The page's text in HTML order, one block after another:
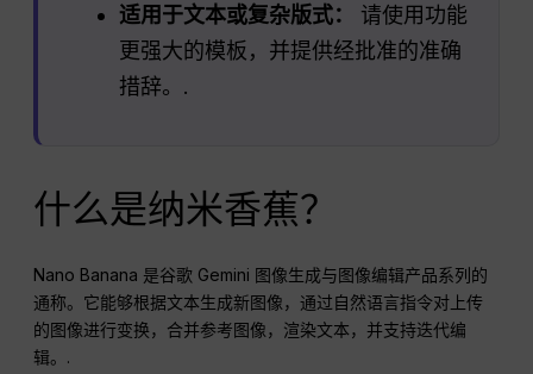
适用于文本或复杂版式：
请使用功能
更强大的模板，并提供经批准的准确
措辞。.
什么是纳米香蕉？
Nano Banana 是谷歌 Gemini 图像生成与图像编辑产品系列的
通称。它能够根据文本生成新图像，通过自然语言指令对上传
的图像进行变换，合并参考图像，渲染文本，并支持迭代编
辑。.